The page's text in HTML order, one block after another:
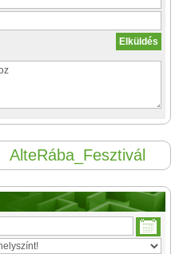
AlteRába_Fesztivál